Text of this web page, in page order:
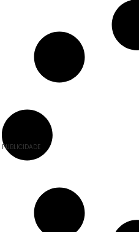
PUBLICIDADE